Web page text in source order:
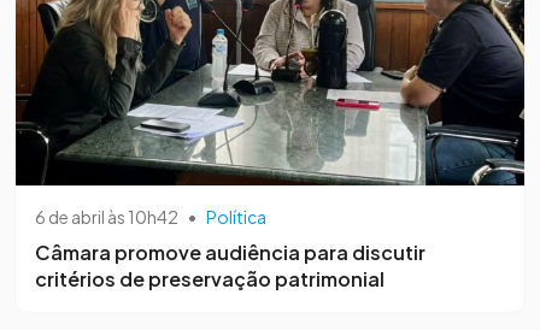
6 de abril às 10h42 • Política
Câmara promove audiência para discutir
critérios de preservação patrimonial